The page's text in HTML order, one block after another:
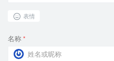
表情
名称 *